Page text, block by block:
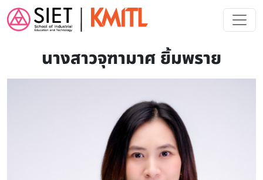
Skip to main content
นางสาวจุฑามาศ ยิ้มพราย